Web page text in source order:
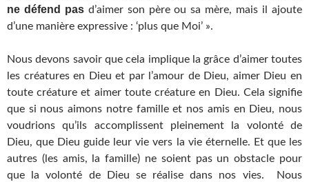
ne défend pasd’aimer son père ou sa mère, mais il ajoute
d’une manière expressive : ‘plus que Moi’ ».
Nous devons savoir que cela implique la grâce d’aimer toutes
les créatures en Dieu et par l’amour de Dieu, aimer Dieu en
toute créature et aimer toute créature en Dieu. Cela signifie
que si nous aimons notre famille et nos amis en Dieu, nous
voudrions qu’ils accomplissent pleinement la volonté de
Dieu, que Dieu guide leur vie vers la vie éternelle. Et que les
autres (les amis, la famille) ne soient pas un obstacle pour
que la volonté de Dieu se réalise dans nos vies. Nous